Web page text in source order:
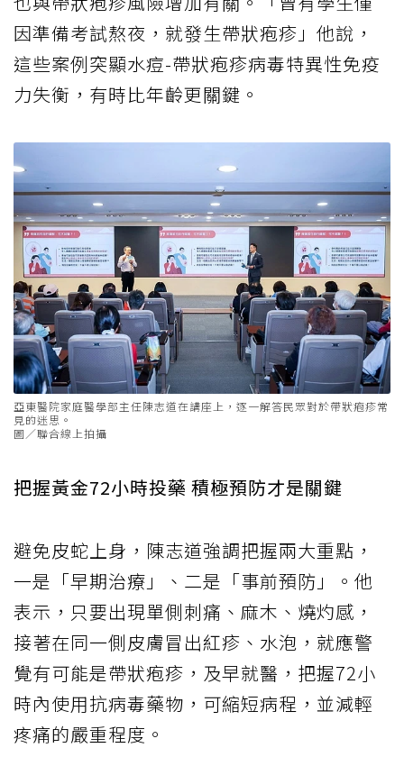
因準備考試熬夜，就發生帶狀疱疹」他說，
這些案例突顯水痘-帶狀疱疹病毒特異性免疫
力失衡，有時比年齡更關鍵。
亞東醫院家庭醫學部主任陳志道在講座上，逐一解答民眾對於帶狀疱疹常
見的迷思。
圖／聯合線上拍攝
把握黃金72小時投藥 積極預防才是關鍵
避免皮蛇上身，陳志道強調把握兩大重點，
一是「早期治療」、二是「事前預防」。他
表示，只要出現單側刺痛、麻木、燒灼感，
接著在同一側皮膚冒出紅疹、水泡，就應警
覺有可能是帶狀疱疹，及早就醫，把握72小
時內使用抗病毒藥物，可縮短病程，並減輕
疼痛的嚴重程度。